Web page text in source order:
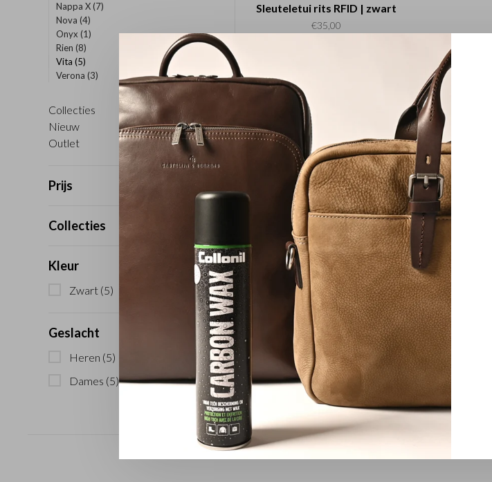
Nappa X(7)
Nova (4)
Onyx (1)
Rien (8)
Vita (5)
Verona (3)
Collecties
Nieuw
Outlet
Prijs
Collecties
Kleur
Zwart (5)
Geslacht
Heren (5)
Dames (5)
Sleuteletui rits RFID | zwart
€35,00
Sorteren op: